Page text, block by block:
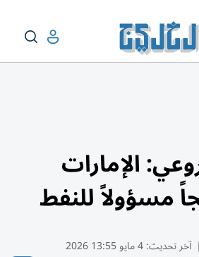
الإمارات
مسؤولاً للنفط
| آخر تحديث:4 مايو 13:55 2026